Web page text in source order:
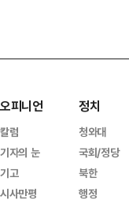
오피니언
칼럼
기자의 눈
기고
시사만평
정치
청와대
국회/정당
북한
행정